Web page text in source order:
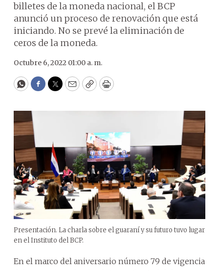
billetes de la moneda nacional, el BCP
anunció un proceso de renovación que está
iniciando. No se prevé la eliminación de
ceros de la moneda.
Octubre 6, 2022 01:00 a. m.
WhatsApp
Facebook
Twitter
EmailCopyPrint
Presentación. La charla sobre el guaraní y su futuro tuvo lugar
en el Instituto del BCP.
En el marco del aniversario número 79 de vigencia